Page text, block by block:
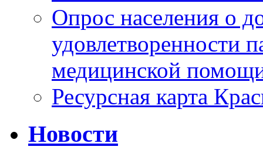
Опрос населения о
удовлетворенности
медицинской
Ресурсная карта
Новости